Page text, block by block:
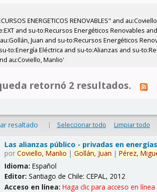
ENERGETICOS RENOVABLES" and
and su-to:Recursos Energéticos Renovables
Juan and su-to:Recursos Energéticos
to:Energía Eléctrica and su-to:Alianzas and su-
au:Coviello, Manlio'
retornó 2 resultados.
resaltado | Seleccionar todo Limpiar todo
Las alianzas público - privadas en energías
porCoviello, Manlio |Gollán, Juan |Pérez,
Idioma:Español
Editor:Santiago de Chile: CEPAL, 2012
Acceso en línea:Haga clic para acceso en línea